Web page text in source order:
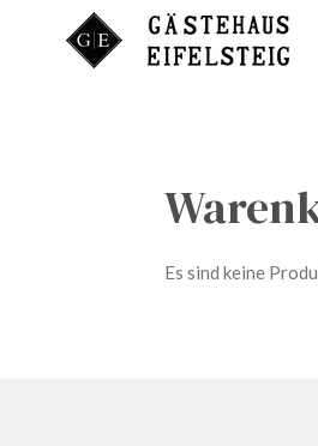
Hauptinhalt
Es sind keine